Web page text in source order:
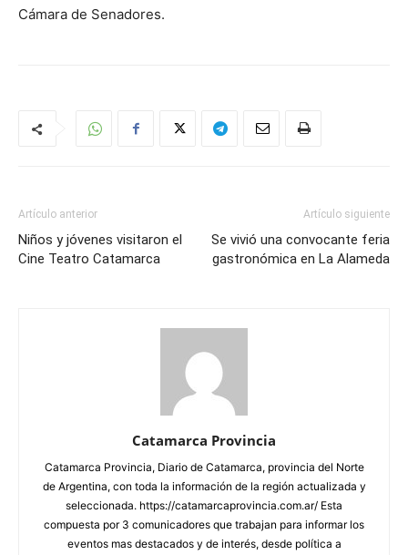
Cámara de Senadores.
Artículo anterior
Niños y jóvenes visitaron el
Cine Teatro Catamarca
Artículo siguiente
Se vivió una convocante feria
gastronómica en La Alameda
Catamarca Provincia
Catamarca Provincia, Diario de Catamarca, provincia del Norte
de Argentina, con toda la información de la región actualizada y
seleccionada. https://catamarcaprovincia.com.ar/ Esta
compuesta por 3 comunicadores que trabajan para informar los
eventos mas destacados y de interés, desde política a